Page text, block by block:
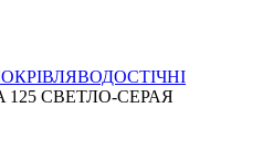
ВОДОСТІЧНІ
125 СВЕТЛО-СЕРАЯ